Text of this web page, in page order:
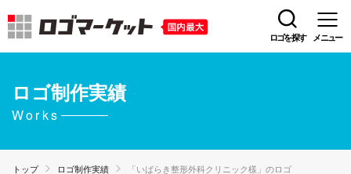
ロゴを探す メニュー
ロゴ制作実績
Works
トップ ロゴ制作実績 「いばらき整形外科クリニック樣」のロゴ